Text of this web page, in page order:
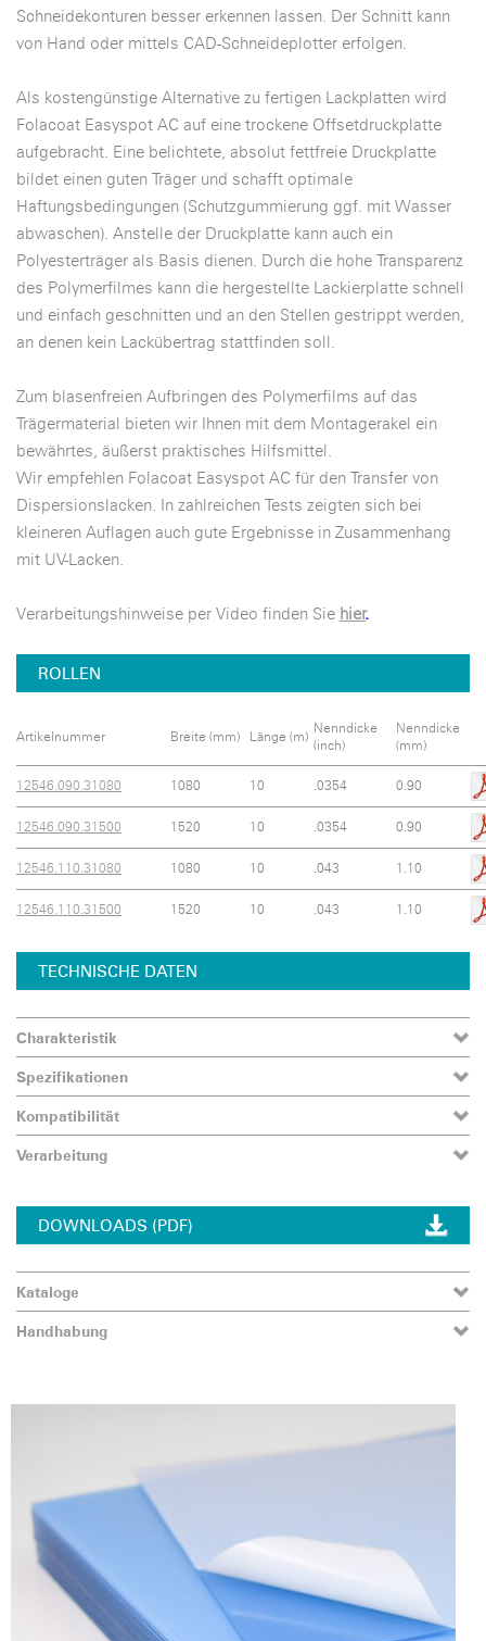
Schneidekonturen besser erkennen lassen. Der Schnitt kann
von Hand oder mittels CAD-Schneideplotter erfolgen.
Als kostengünstige Alternative zu fertigen Lackplatten wird
Folacoat Easyspot AC auf eine trockene Offsetdruckplatte
aufgebracht. Eine belichtete, absolut fettfreie Druckplatte
bildet einen guten Träger und schafft optimale
Haftungsbedingungen (Schutzgummierung ggf. mit Wasser
abwaschen). Anstelle der Druckplatte kann auch ein
Polyesterträger als Basis dienen. Durch die hohe Transparenz
des Polymerfilmes kann die hergestellte Lackierplatte schnell
und einfach geschnitten und an den Stellen gestrippt werden,
an denen kein Lackübertrag stattfinden soll.
Zum blasenfreien Aufbringen des Polymerfilms auf das
Trägermaterial bieten wir Ihnen mit dem Montagerakel ein
bewährtes, äußerst praktisches Hilfsmittel.
Wir empfehlen Folacoat Easyspot AC für den Transfer von
Dispersionslacken. In zahlreichen Tests zeigten sich bei
kleineren Auflagen auch gute Ergebnisse in Zusammenhang
mit UV-Lacken.
Verarbeitungshinweise per Video finden Sie hier.
ROLLEN
Artikelnummer Breite (mm) Länge (m)
Nenndicke
(inch)
Nenndicke
(mm)
12546.090.31080 1080 10 .0354 0.90
12546.090.31500 1520 10 .0354 0.90
12546.110.31080 1080 10 .043 1.10
12546.110.31500 1520 10 .043 1.10
TECHNISCHE DATEN
Charakteristik
Spezifikationen
Kompatibilität
Verarbeitung
DOWNLOADS (PDF)
Kataloge
Handhabung